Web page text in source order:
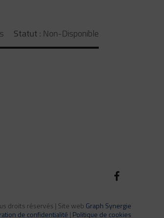
Statut : Non-Disponible
droits réservés | Site web Graph Synergie
de confidentialité | Politique de cookies